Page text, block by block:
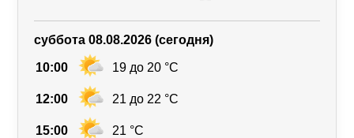
суббота 08.08.2026 (сегодня)
10:00 19 до 20 °C
12:00 21 до 22 °C
15:00 21 °C